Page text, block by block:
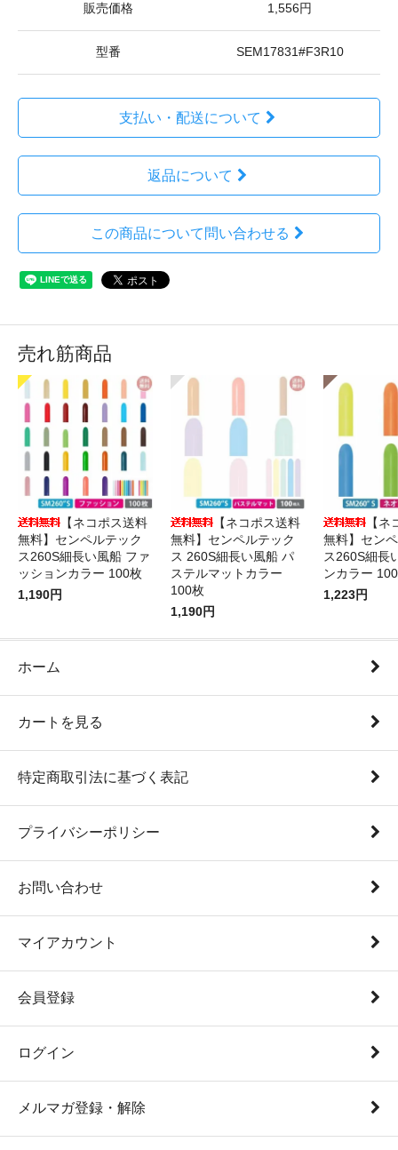
販売価格 1,556円
型番 SEM17831#F3R10
支払い・配送について
返品について
この商品について問い合わせる
売れ筋商品
【ネコポス送料
無料】センペルテック
ス260S細長い風船 ファ
ッションカラー 100枚
1,190円
【ネコポス送料
無料】センペルテック
ス 260S細長い風船 パ
ステルマットカラー
100枚
1,190円
【
無料】セン
ス260S細長
ンカラー
1,223円
ホーム
カートを見る
特定商取引法に基づく表記
プライバシーポリシー
お問い合わせ
マイアカウント
会員登録
ログイン
メルマガ登録・解除